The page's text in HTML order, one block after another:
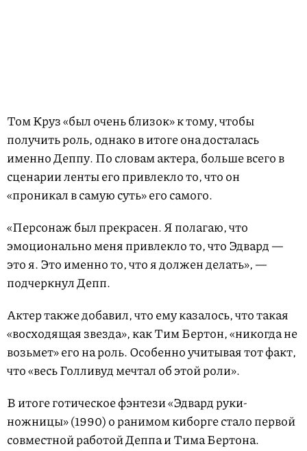
Том Круз «был очень близок» к тому, чтобы
получить роль, однако в итоге она досталась
именно Деппу. По словам актера, больше всего в
сценарии ленты его привлекло то, что он
«проникал в самую суть» его самого.
«Персонаж был прекрасен. Я полагаю, что
эмоционально меня привлекло то, что Эдвард —
это я. Это именно то, что я должен делать», —
подчеркнул Депп.
Актер также добавил, что ему казалось, что такая
«восходящая звезда», как Тим Бертон, «никогда не
возьмет» его на роль. Особенно учитывая тот факт,
что «весь Голливуд мечтал об этой роли».
В итоге готическое фэнтези «Эдвард руки-
ножницы» (1990) о ранимом киборге стало первой
совместной работой Деппа и Тима Бертона.